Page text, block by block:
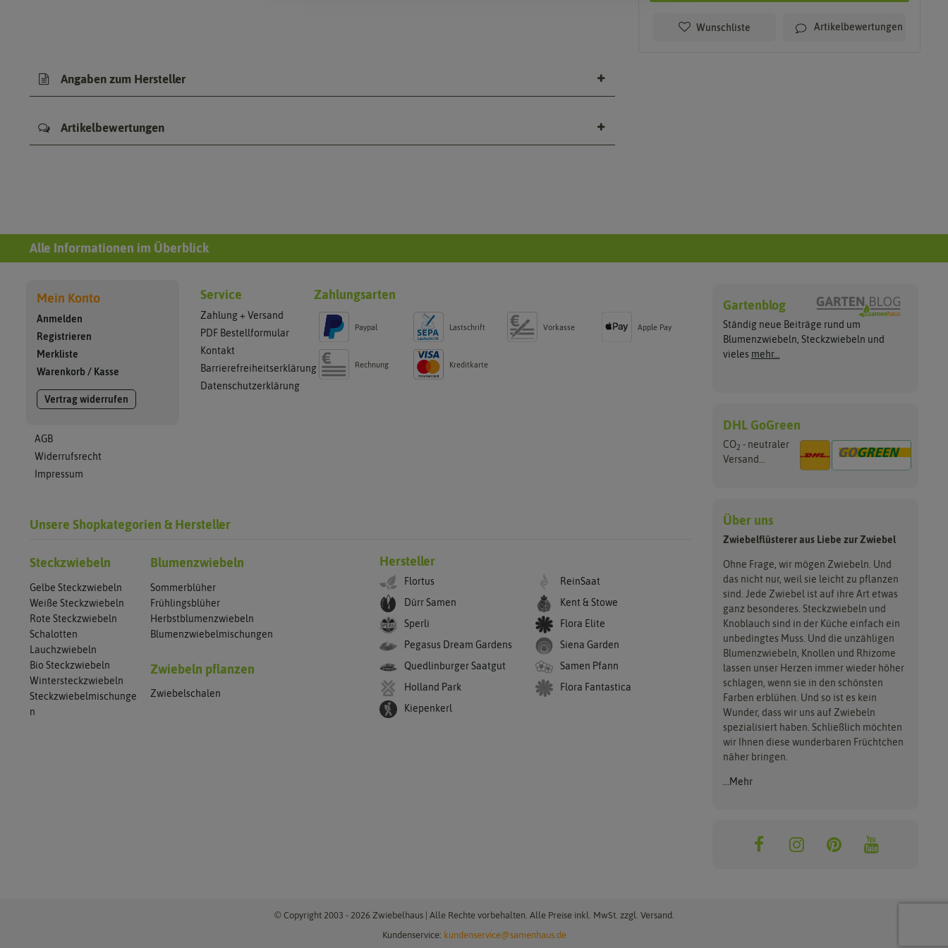
Wunschliste Artikelbewertungen
Angaben zum Hersteller
Artikelbewertungen
Alle Informationen im Überblick
Mein Konto
Anmelden
Registrieren
Merkliste
Warenkorb / Kasse
Vertrag widerrufen
AGB
Widerrufsrecht
Impressum
Service
Zahlung + Versand
PDF Bestellformular
Kontakt
Barrierefreiheitserklärung
Datenschutzerklärung
Zahlungsarten
Paypal Lastschrift Vorkasse Apple Pay
Rechnung Kreditkarte
Unsere Shopkategorien & Hersteller
Steckzwiebeln
Gelbe Steckzwiebeln
Weiße Steckzwiebeln
Rote Steckzwiebeln
Schalotten
Lauchzwiebeln
Bio Steckzwiebeln
Wintersteckzwiebeln
Steckzwiebelmischunge
n
Blumenzwiebeln
Sommerblüher
Frühlingsblüher
Herbstblumenzwiebeln
Blumenzwiebelmischungen
Zwiebeln pflanzen
Zwiebelschalen
Hersteller
Flortus
Dürr Samen
Sperli
Pegasus Dream Gardens
Quedlinburger Saatgut
Holland Park
Kiepenkerl
ReinSaat
Kent & Stowe
Flora Elite
Siena Garden
Samen Pfann
Flora Fantastica
Gartenblog
Ständig neue Beiträge rund um
Blumenzwiebeln, Steckzwiebeln und
vieles mehr...
DHL GoGreen
CO2 - neutraler
Versand...
Über uns
Zwiebelflüsterer aus Liebe zur Zwiebel
Ohne Frage, wir mögen Zwiebeln. Und
das nicht nur, weil sie leicht zu pflanzen
sind. Jede Zwiebel ist auf ihre Art etwas
ganz besonderes. Steckzwiebeln und
Knoblauch sind in der Küche einfach ein
unbedingtes Muss. Und die unzähligen
Blumenzwiebeln, Knollen und Rhizome
lassen unser Herzen immer wieder höher
schlagen, wenn sie in den schönsten
Farben erblühen. Und so ist es kein
Wunder, dass wir uns auf Zwiebeln
spezialisiert haben. Schließlich möchten
wir Ihnen diese wunderbaren Früchtchen
näher bringen.
...Mehr
© Copyright 2003 - 2026 Zwiebelhaus | Alle Rechte vorbehalten. Alle Preise inkl. MwSt. zzgl. Versand.
Kundenservice: kundenservice@samenhaus.de